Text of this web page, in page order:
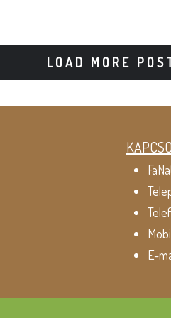
LOAD MORE
E-